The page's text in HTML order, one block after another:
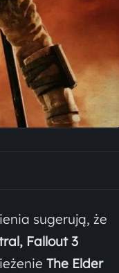
sugerują, że
Fallout 3
The Elder